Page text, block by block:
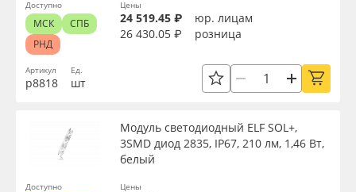
Компания
Контакты
Блог
Поставщикам
Профильные системы
Сублимация и термотрансфер
Светотехника
Инженерные пластики
Тип
Толщина, мм
Длина, мм
Артикул
р8818
Ед.
шт
Цены
24 519.45 ₽
юр. лицам
26 430.05 ₽
розница
Доступно
МСК
СПБ
РНД
Модуль светодиодный ELF SOL+,
3SMD диод 2835, IP67, 210 лм, 1,46 Вт,
белый
Цены
Доступно